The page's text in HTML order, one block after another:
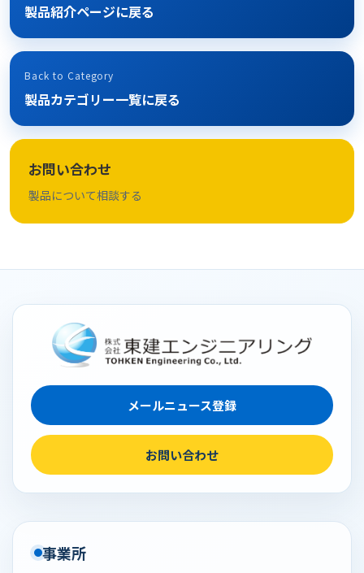
製品紹介ページに戻る
Back to Category
製品カテゴリー一覧に戻る
お問い合わせ
製品について相談する
メールニュース登録
お問い合わせ
事業所